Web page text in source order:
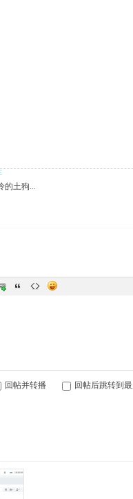
土狗...
回帖并转播 回帖后跳转到